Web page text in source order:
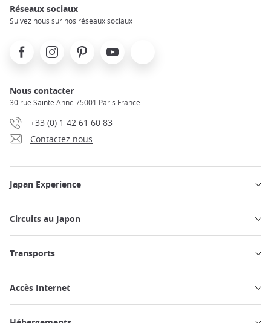
Réseaux sociaux
Suivez nous sur nos réseaux sociaux
FacebookInstagramPinterest Youtube
Nous contacter
30 rue Sainte Anne 75001 Paris France
+33 (0) 1 42 61 60 83
Contactez nous
Japan Experience
Circuits au Japon
Transports
Accès Internet